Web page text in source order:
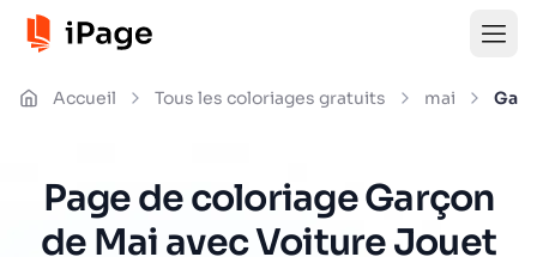
Accueil Tous les coloriages gratuits mai
Page de coloriage Garçon
de Mai avec Voiture Jouet